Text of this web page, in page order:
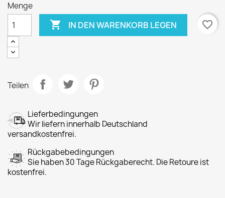
Menge
 IN DEN WARENKORB LEGEN favorite_border
Teilen
Lieferbedingungen
Wir liefern innerhalb Deutschland
versandkostenfrei.
Rückgabebedingungen
Sie haben 30 Tage Rückgaberecht. Die Retoure ist
kostenfrei.